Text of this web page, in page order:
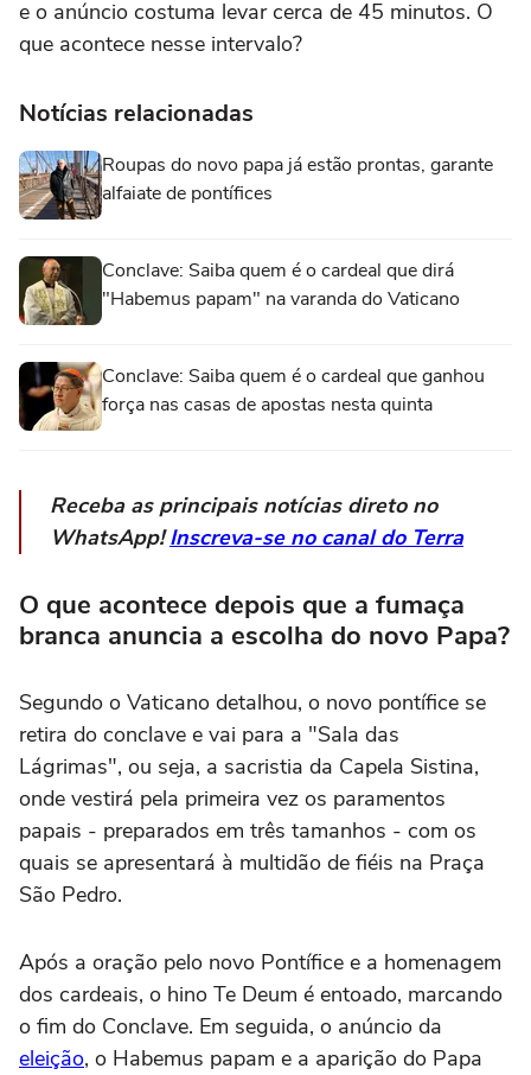
e o anúncio costuma levar cerca de 45 minutos. O
que acontece nesse intervalo?
Notícias relacionadas
Roupas do novo papa já estão prontas, garante
alfaiate de pontífices
Conclave: Saiba quem é o cardeal que dirá
"Habemus papam" na varanda do Vaticano
Conclave: Saiba quem é o cardeal que ganhou
força nas casas de apostas nesta quinta
Receba as principais notícias direto no
WhatsApp!Inscreva-se no canal do Terra
O que acontece depois que a fumaça
branca anuncia a escolha do novo Papa?
Segundo o Vaticano detalhou, o novo pontífice se
retira do conclave e vai para a "Sala das
Lágrimas", ou seja, a sacristia da Capela Sistina,
onde vestirá pela primeira vez os paramentos
papais - preparados em três tamanhos - com os
quais se apresentará à multidão de fiéis na Praça
São Pedro.
Após a oração pelo novo Pontífice e a homenagem
dos cardeais, o hino Te Deum é entoado, marcando
o fim do Conclave. Em seguida, o anúncio da
eleição, o Habemus papam e a aparição do Papa